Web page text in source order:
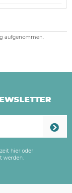
aufgenommen.
hier oder
werden.